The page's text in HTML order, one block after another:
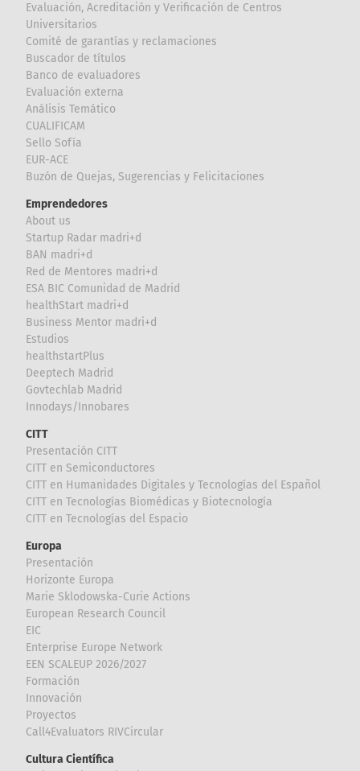
Evaluación, Acreditación y Verificación de Centros
Universitarios
Comité de garantías y reclamaciones
Buscador de títulos
Banco de evaluadores
Evaluación externa
Análisis Temático
CUALIFICAM
Sello Sofía
EUR-ACE
Buzón de Quejas, Sugerencias y Felicitaciones
Emprendedores
About us
Startup Radar madri+d
BAN madri+d
Red de Mentores madri+d
ESA BIC Comunidad de Madrid
healthStart madri+d
Business Mentor madri+d
Estudios
healthstartPlus
Deeptech Madrid
Govtechlab Madrid
Innodays/Innobares
CITT
Presentación CITT
CITT en Semiconductores
CITT en Humanidades Digitales y Tecnologías del Español
CITT en Tecnologías Biomédicas y Biotecnología
CITT en Tecnologías del Espacio
Europa
Presentación
Horizonte Europa
Marie Sklodowska-Curie Actions
European Research Council
EIC
Enterprise Europe Network
EEN SCALEUP 2026/2027
Formación
Innovación
Proyectos
Call4Evaluators RIVCircular
Cultura Científica